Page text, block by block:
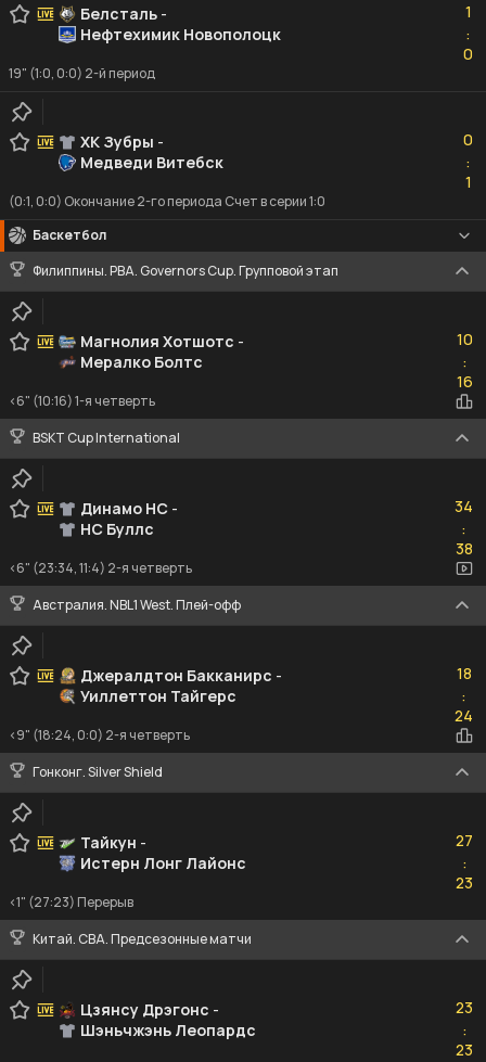
Белсталь -
Нефтехимик Новополоцк
1
:0
0
19" (1:0, 0:0) 2-й период
ХК Зубры -
Медведи Витебск
0
:1
1
(0:1, 0:0) Окончание 2-го периода Счет в серии 1:0
Баскетбол
Филиппины. PBA. Governors Cup. Групповой этап
Магнолия Хотшотс -
Мералко Болтс
10
:16
16
<6" (10:16) 1-я четверть
BSKT Cup International
Динамо НС -
НС Буллс
34
:38
38
<6" (23:34, 11:4) 2-я четверть
Австралия. NBL1 West. Плей-офф
Джералдтон Бакканирс -
Уиллеттон Тайгерс
18
:24
24
<9" (18:24, 0:0) 2-я четверть
Гонконг. Silver Shield
Тайкун -
Истерн Лонг Лайонс
27
:23
23
<1" (27:23) Перерыв
Китай. CBA. Предсезонные матчи
Цзянсу Дрэгонс -
Шэньчжэнь Леопардс
23
:23
23